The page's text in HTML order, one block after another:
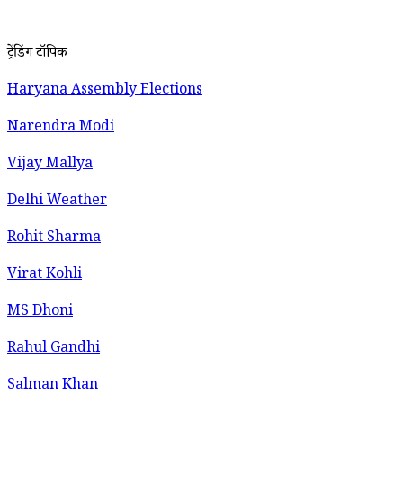
ट्रेंडिंग टॉपिक
Haryana Assembly Elections
Narendra Modi
Vijay Mallya
Delhi Weather
Rohit Sharma
Virat Kohli
MS Dhoni
Rahul Gandhi
Salman Khan